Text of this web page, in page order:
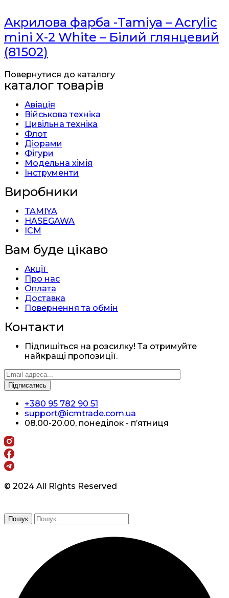
Акрилова фарба -Tamiya – Acrylic
mini X-2 White – Білий глянцевий
(81502)
Повернутися до каталогу
каталог товарів
Авіація
Військова техніка
Цивільна техніка
Флот
Діорами
Фігури
Модельна хімія
Інструменти
Виробники
TAMIYA
HASEGAWA
ICM
Вам буде цікаво
Акції
Про нас
Оплата
Доставка
Повернення та обмін
Контакти
Підпишіться на розсилку! Та отримуйте
найкращі пропозиції.
+380 95 782 90 51
support@icmtrade.com.ua
08.00-20.00, понеділок - п’ятниця
© 2024 All Rights Reserved
Пошук